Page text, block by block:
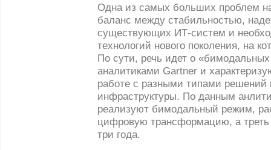
Одна из самых больших проблем
баланс между стабильностью,
существующих ИТ-систем и
технологий нового поколения, на
По сути, речь идет о
аналитиками Gartner и
работе с разными типами
инфраструктуры. По данным
реализуют бимодальный режим,
цифровую трансформацию, а
три года.